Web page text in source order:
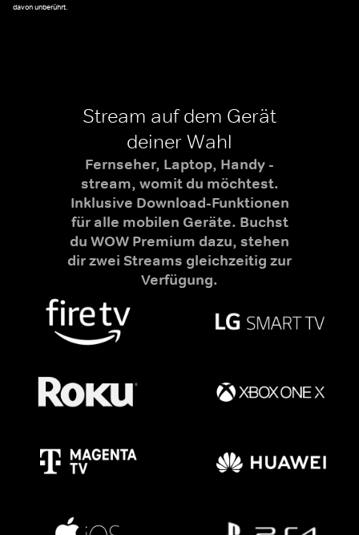
davon unberührt.
Stream auf dem Gerät
deiner Wahl
Fernseher, Laptop, Handy -
stream, womit du möchtest.
Inklusive Download-Funktionen
für alle mobilen Geräte. Buchst
du WOW Premium dazu, stehen
dir zwei Streams gleichzeitig zur
Verfügung.